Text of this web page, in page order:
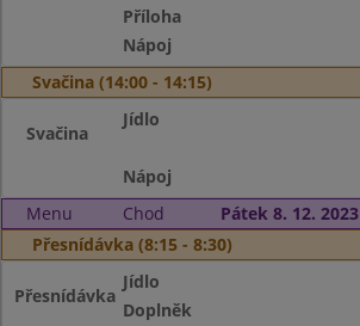
Příloha
Nápoj
Svačina (14:00 - 14:15)
Svačina
Jídlo
Nápoj
Menu
Chod
Pátek 8. 12. 2023
Přesnídávka (8:15 - 8:30)
Přesnídávka
Jídlo
Doplněk